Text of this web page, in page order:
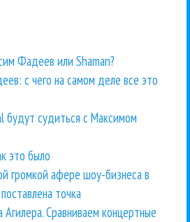
Фадеев или Shaman?
с чего на самом деле все это
будут судиться с Максимом
это было
громкой афере шоу-бизнеса в
точка
Агилера. Сравниваем концертные